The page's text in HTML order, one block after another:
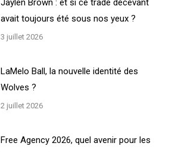
Jaylen Brown : et si ce trade décevant
avait toujours été sous nos yeux ?
3 juillet 2026
LaMelo Ball, la nouvelle identité des
Wolves ?
2 juillet 2026
Free Agency 2026, quel avenir pour les